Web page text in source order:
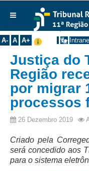
English
Português Español
A- A A+
Institucional
Histórico
Presidência
Corregedoria
Composição
Seções
Turmas
Você está aqui:Início
Justiça do
Região
por migrar
processos
26 Dezembro 2019
Criado pela
será concedido aos
para o sistema